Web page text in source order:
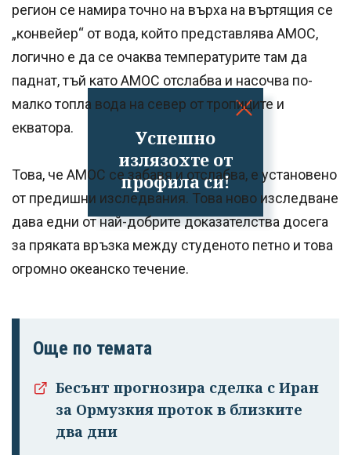
Успешно
излязохте от
профила си!
регион се намира точно на върха на въртящия се
„конвейер“ от вода, който представлява AMOC,
логично е да се очаква температурите там да
паднат, тъй като AMOC отслабва и насочва по-
малко топла вода на север от тропиците и
екватора.
Това, че AMOC се забавя и отслабва, е установено
от предишни изследвания. Това ново изследване
дава едни от най-добрите доказателства досега
за пряката връзка между студеното петно и това
огромно океанско течение.
Още по темата
Бесънт прогнозира сделка с Иран
за Ормузкия проток в близките
два дни